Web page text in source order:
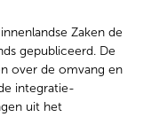
Zaken de
gepubliceerd. De
over de omvang en
integratie-
uit het